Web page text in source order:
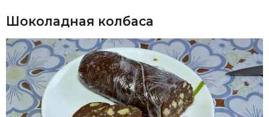
Шоколадная колбаса